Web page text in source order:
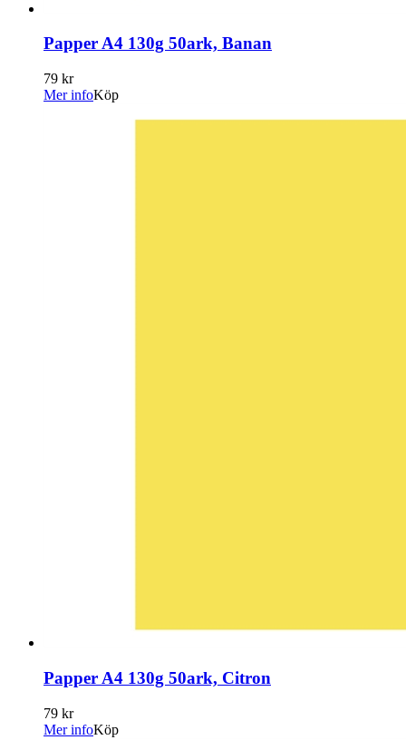
Papper A4 130g 50ark, Banan
79 kr
Mer infoKöp
Papper A4 130g 50ark, Citron
79 kr
Mer infoKöp